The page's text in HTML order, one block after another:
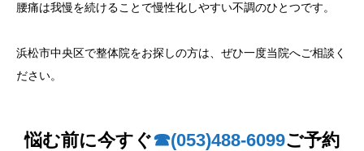
腰痛は我慢を続けることで慢性化しやすい不調のひとつです。
浜松市中央区で整体院をお探しの方は、ぜひ一度当院へご相談く
ださい。
悩む前に今すぐ☎︎(053)488-6099ご予約